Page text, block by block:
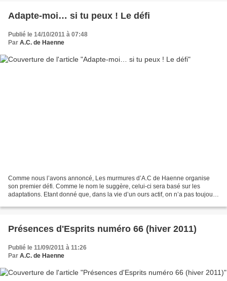
Adapte-moi… si tu peux ! Le défi
Publié le 14/10/2011 à 07:48
Par A.C. de Haenne
Comme nous l’avons annoncé, Les murmures d’A.C de Haenne organise
son premier défi. Comme le nom le suggère, celui-ci sera basé sur les
adaptations. Etant donné que, dans la vie d’un ours actif, on n’a pas toujours
Présences d'Esprits numéro 66 (hiver 2011)
Publié le 11/09/2011 à 11:26
Par A.C. de Haenne